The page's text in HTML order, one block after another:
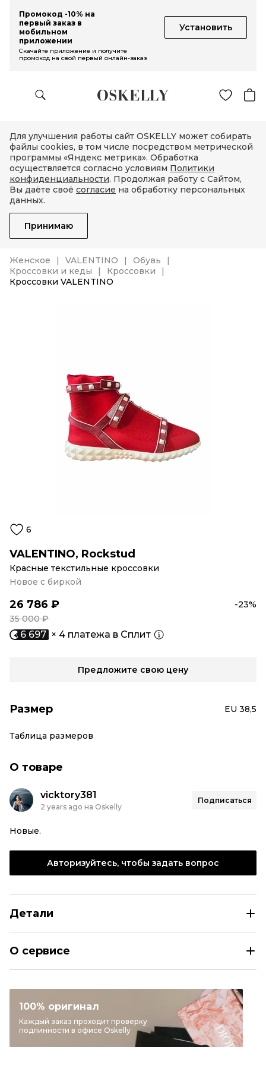
Промокод -10% на
первый заказ в
мобильном
приложении
Установить
Скачайте приложение и получите
промокод на свой первый онлайн-заказ
Для улучшения работы сайт OSKELLY может собирать
файлы cookies, в том числе посредством метрической
программы «Яндекс метрика». Обработка
осуществляется согласно условиям Политики
конфиденциальности. Продолжая работу с Сайтом,
Вы даёте своё согласие на обработку персональных
данных.
Принимаю
Женское VALENTINO
Обувь
Кроссовки и кеды
Кроссовки
Кроссовки VALENTINO
6
VALENTINO, Rockstud
Красные текстильные кроссовки
Новое с биркой
26 786 ₽
-23%
35 000 ₽
6 697 × 4 платежа в Сплит
Предложите свою цену
Размер EU 38,5
Таблица размеров
О товаре
vicktory381
2 years ago на Oskelly
Подписаться
Новые.
Авторизуйтесь, чтобы задать вопрос
Детали
Категория
Бренд
VALENTINO
Модель
Rockstud
О сервисе
100% оригинал
Каждый заказ проходит проверку
подлинности в офисе Oskelly